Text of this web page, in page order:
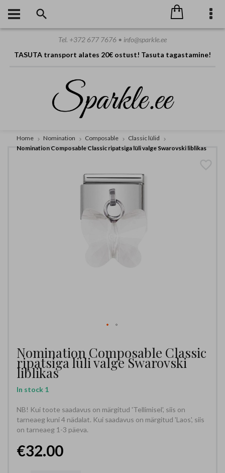
TASUTA transport alates 20€ ostust! Tasuta tagastamine!
Tel. +372 677 7676 • info@sparkle.ee
Home Nomination Composable
Classic lülid
Nomination Composable Classic ripatsiga lüli valge Swarovski liblikas
Nomination Composable Classic
ripatsiga lüli valge Swarovski
liblikas
In stock 1
NB! Kui toote saadavus on märgitud 'Tellimisel', siis on
tarneaeg kuni 4 nädalat. Kui saadavus on märgitud 'Laos', siis
on tarneaeg 1-3 päeva.
€32.00